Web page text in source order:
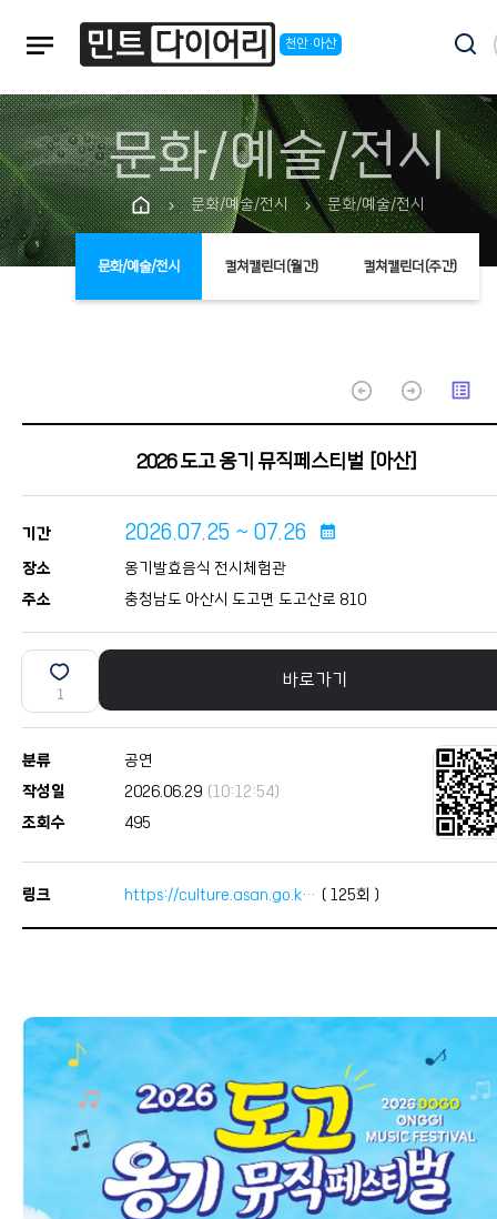
notes 천안·아산
문화/예술/전시
chevron_right 문화/예술/전시 chevron_right 문화/예술/전시
문화/예술/전시 컬쳐캘린더(월간) 컬쳐캘린더(주간)
arrow_circle_up arrow_circle_up list_alt
2026 도고 옹기 뮤직페스티벌 [아산]
기간 2026.07.25 ~ 07.26 calendar_month
장소
옹기발효음식 전시체험관
주소
충청남도 아산시 도고면 도고산로 810
1
바로가기
분류
공연
작성일
2026.06.29 (10:12:54)
조회수
495
링크 https://culture.asan.go.k… ( 125회 )